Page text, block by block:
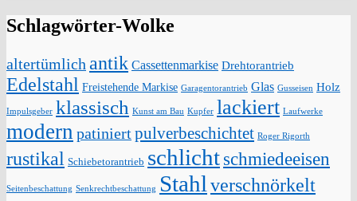
Schlagwörter-Wolke
altertümlich antik Cassettenmarkise Drehtorantrieb
Edelstahl Freistehende Markise Garagentorantrieb Glas Gusseisen Holz
Impulsgeber klassisch Kunst am Bau Kupfer lackiert Laufwerke
modern patiniertpulverbeschichtet Roger Rigorth
rustikal Schiebetorantrieb schlichtschmiedeeisen
Seitenbeschattung Senkrechtbeschattung Stahl verschnörkelt